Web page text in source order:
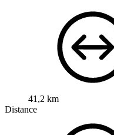
41,2 km
Distance